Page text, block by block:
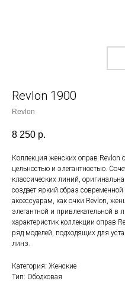
Revlon 1900
Revlon
8 250 р.
Коллекция женских оправ Revlon
цельностью и элегантностью.
классических линий,
создает яркий образ
аксессуарам, как очки Revlon,
элегантной и привлекательной
характеристик коллекции оправ
ряд моделей, подходящих для
линз.
Категория: Женские
Тип: Ободковая